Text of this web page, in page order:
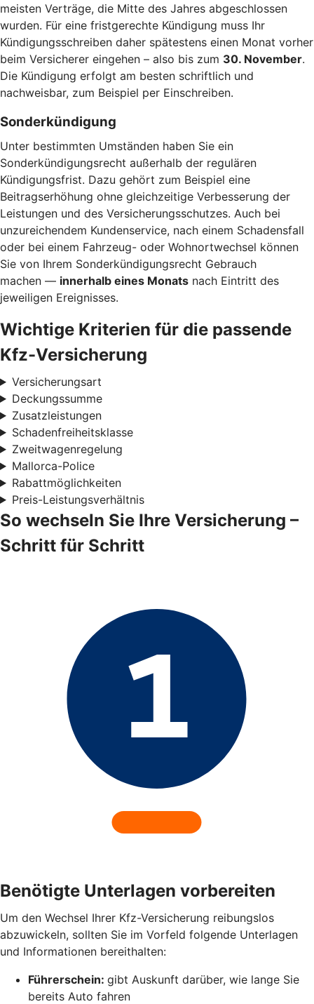
meisten Verträge, die Mitte des Jahres abgeschlossen
wurden. Für eine fristgerechte Kündigung muss Ihr
Kündigungsschreiben daher spätestens einen Monat vorher
beim Versicherer eingehen – also bis zum 30. November.
Die Kündigung erfolgt am besten schriftlich und
nachweisbar, zum Beispiel per Einschreiben.
Sonderkündigung
Unter bestimmten Umständen haben Sie ein
Sonderkündigungsrecht außerhalb der regulären
Kündigungsfrist. Dazu gehört zum Beispiel eine
Beitragserhöhung ohne gleichzeitige Verbesserung der
Leistungen und des Versicherungsschutzes. Auch bei
unzureichendem Kundenservice, nach einem Schadensfall
oder bei einem Fahrzeug- oder Wohnortwechsel können
Sie von Ihrem Sonderkündigungsrecht Gebrauch
machen — innerhalb eines Monats nach Eintritt des
jeweiligen Ereignisses.
Wichtige Kriterien für die passende
Kfz-Versicherung
Versicherungsart
Deckungssumme
Zusatzleistungen
Schadenfreiheitsklasse
Zweitwagenregelung
Mallorca-Police
Rabattmöglichkeiten
Preis-Leistungsverhältnis
So wechseln Sie Ihre Versicherung –
Schritt für Schritt
Benötigte Unterlagen vorbereiten
Um den Wechsel Ihrer Kfz-Versicherung reibungslos
abzuwickeln, sollten Sie im Vorfeld folgende Unterlagen
und Informationen bereithalten:
Führerschein: gibt Auskunft darüber, wie lange Sie
bereits Auto fahren